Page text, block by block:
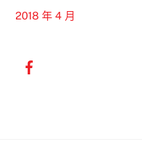
2018 年 4 月